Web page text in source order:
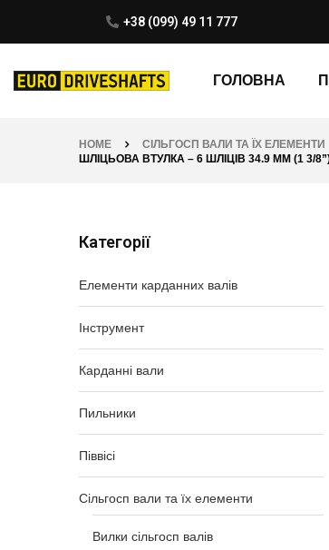
+38 (099) 49 11 777
ГОЛОВНА
HOME СІЛЬГОСП ВАЛИ ТА ЇХ ЕЛЕМЕНТИ
ШЛІЦЬОВА ВТУЛКА – 6 ШЛІЦІВ 34.9 ММ (1 3/
Категорії
Елементи карданних валів
Інструмент
Карданні вали
Пильники
Піввісі
Сільгосп вали та їх елементи
Вилки сільгосп валів